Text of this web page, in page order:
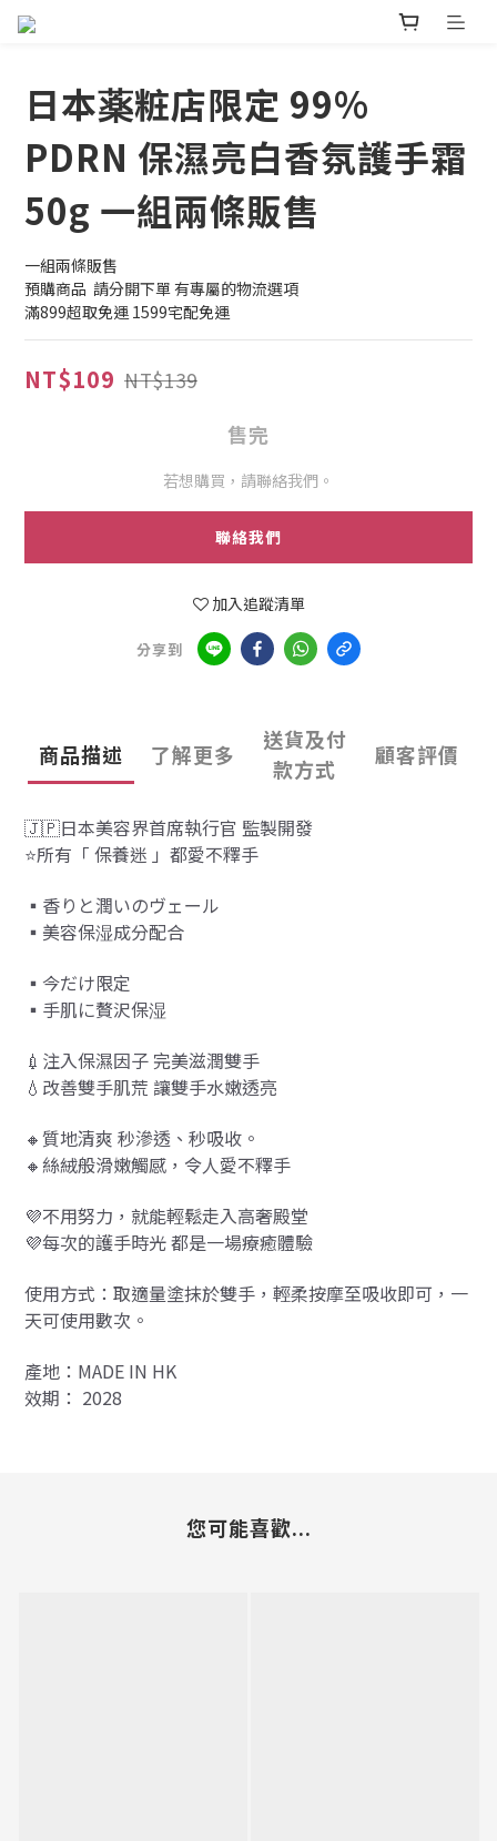
日本薬粧店限定 99%
PDRN 保濕亮白香氛護手霜
50g 一組兩條販售
一組兩條販售
預購商品  請分開下單 有專屬的物流選項
滿899超取免運 1599宅配免運
NT$109 NT$139
售完
若想購買，請聯絡我們。
聯絡我們
加入追蹤清單
分享到
商品描述 了解更多
送貨及付
款方式
顧客評價
🇯🇵日本美容界首席執行官 監製開發
⭐️所有「 保養迷 」都愛不釋手
▪️香りと潤いのヴェール
▪️美容保湿成分配合
▪️今だけ限定
▪️手肌に贅沢保湿
💉注入保濕因子 完美滋潤雙手
💧改善雙手肌荒 讓雙手水嫩透亮
🔸質地清爽 秒滲透、秒吸收。
🔸絲絨般滑嫩觸感，令人愛不釋手
💜不用努力，就能輕鬆走入高奢殿堂
💜每次的護手時光 都是一場療癒體驗
使用方式：取適量塗抹於雙手，輕柔按摩至吸收即可，一
天可使用數次。
產地：MADE IN HK
效期： 2028
您可能喜歡...